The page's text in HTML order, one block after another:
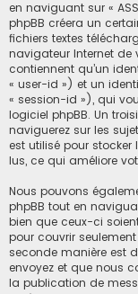
en naviguant sur «
phpBB créera un
fichiers textes
navigateur Internet de
contiennent qu’un
« user-id ») et un
« session-id »), qui
logiciel phpBB. Un
naviguerez sur les
est utilisé pour
lus, ce qui améliore
Nous pouvons
phpBB tout en
bien que ceux-ci
pour couvrir
seconde manière est
envoyez et que nous
la publication de